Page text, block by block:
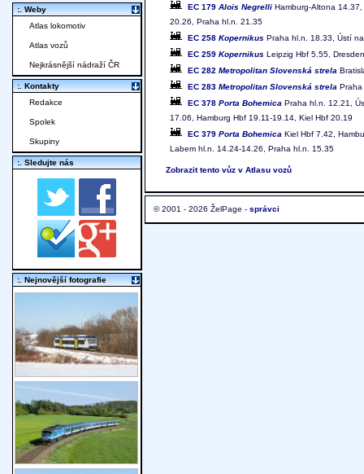
EC 179 Alois Negrelli Hamburg-Altona
20.26, Praha hl.n. 21.35
EC 258 Kopernikus Praha hl.n. 18.33, Ústí
EC 259 Kopernikus Leipzig Hbf 5.55,
EC 282 Metropolitan Slovenská strela
EC 283 Metropolitan Slovenská strela
EC 378 Porta Bohemica Praha hl.n. 12.21,
17.06, Hamburg Hbf 19.11-19.14, Kiel Hbf 20.19
EC 379 Porta Bohemica Kiel Hbf 7.42,
Labem hl.n. 14.24-14.26, Praha hl.n. 15.35
Zobrazit tento vůz v Atlasu vozů
© 2001 - 2026 ŽelPage - správci
:. Weby
Atlas lokomotiv
Atlas vozů
Nejkrásnější nádraží ČR
:. Kontakty
Redakce
Spolek
Skupiny
:. Sledujte nás
:. Nejnovější fotografie